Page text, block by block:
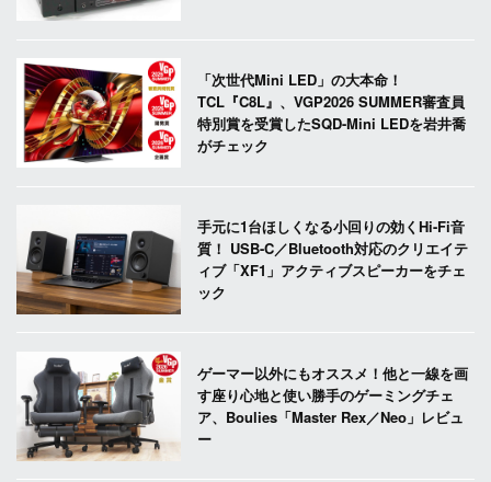
「次世代Mini LED」の大本命！
TCL『C8L』、VGP2026 SUMMER審査員
特別賞を受賞したSQD-Mini LEDを岩井喬
がチェック
手元に1台ほしくなる小回りの効くHi-Fi音
質！ USB-C／Bluetooth対応のクリエイテ
ィブ「XF1」アクティブスピーカーをチェ
ック
ゲーマー以外にもオススメ！他と一線を画
す座り心地と使い勝手のゲーミングチェ
ア、Boulies「Master Rex／Neo」レビュ
ー